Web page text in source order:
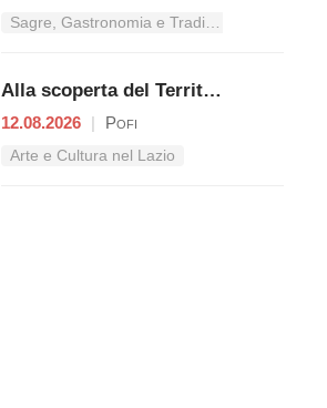
Alla scoperta del Territorio e delle Fonti
12.08.2026 | Pofi
Arte e Cultura nel Lazio